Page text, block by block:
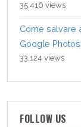
35,416 views
Come salvare
Google Photos
33,124 views
FOLLOW US